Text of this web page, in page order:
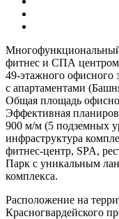
фитнес и СПА
49-этажного офисного
с апартаментами
Общая площадь
Эффективная
900 м/м (5 подземных
инфраструктура
фитнес-центр, SPA,
Парк с уникальным
комплекса.
Расположение на
Красногвардейского